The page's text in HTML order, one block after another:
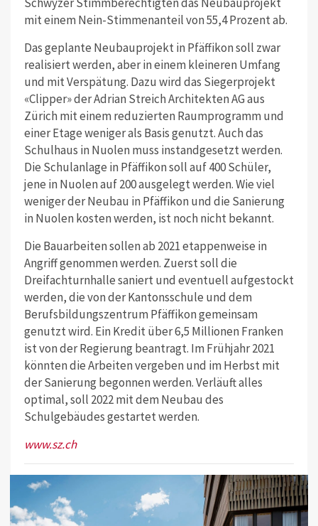
mit einem Nein-Stimmenanteil von 55,4 Prozent ab.
Das geplante Neubauprojekt in Pfäffikon soll zwar
realisiert werden, aber in einem kleineren Umfang
und mit Verspätung. Dazu wird das Siegerprojekt
«Clipper» der Adrian Streich Architekten AG aus
Zürich mit einem reduzierten Raumprogramm und
einer Etage weniger als Basis genutzt. Auch das
Schulhaus in Nuolen muss instandgesetzt werden.
Die Schulanlage in Pfäffikon soll auf 400 Schüler,
jene in Nuolen auf 200 ausgelegt werden. Wie viel
weniger der Neubau in Pfäffikon und die Sanierung
in Nuolen kosten werden, ist noch nicht bekannt.
Die Bauarbeiten sollen ab 2021 etappenweise in
Angriff genommen werden. Zuerst soll die
Dreifachturnhalle saniert und eventuell aufgestockt
werden, die von der Kantonsschule und dem
Berufsbildungszentrum Pfäffikon gemeinsam
genutzt wird. Ein Kredit über 6,5 Millionen Franken
ist von der Regierung beantragt. Im Frühjahr 2021
könnten die Arbeiten vergeben und im Herbst mit
der Sanierung begonnen werden. Verläuft alles
optimal, soll 2022 mit dem Neubau des
Schulgebäudes gestartet werden.
www.sz.ch